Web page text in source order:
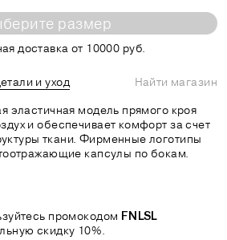
размер
доставка от 10000 руб.
и уход
Найти магазин
эластичная модель прямого кроя
и обеспечивает комфорт за счет
ткани. Фирменные логотипы
капсулы по бокам.
промокодом FNLSL
скидку 10%.